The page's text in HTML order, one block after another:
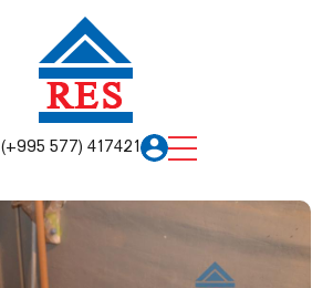
(+995 577) 417421